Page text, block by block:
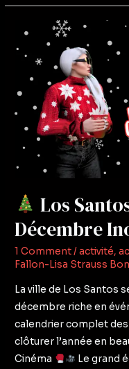
Los
Décembre
1 Comment/activité,
Fallon-Lisa Strauss
La ville de Los Santos
décembre riche en
calendrier complet
clôturer l’année en
Cinéma
Le grand
Los
Santos
Un
Mois
de
Décembre
Inoubliable